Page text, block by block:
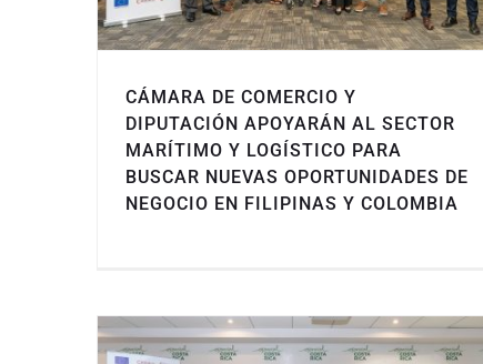
CÁMARA DE COMERCIO Y
DIPUTACIÓN APOYARÁN AL SECTOR
MARÍTIMO Y LOGÍSTICO PARA
BUSCAR NUEVAS OPORTUNIDADES DE
NEGOCIO EN FILIPINAS Y COLOMBIA